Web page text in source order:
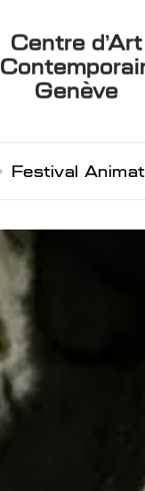
Centre d’Art
Genève
Festival